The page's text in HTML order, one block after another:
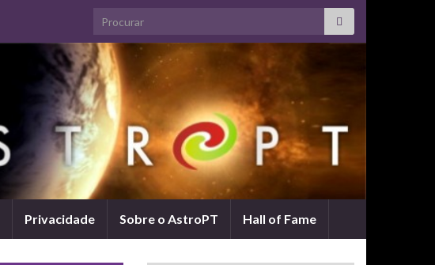
Search for:
Privacidade Sobre o AstroPT Hall of Fame